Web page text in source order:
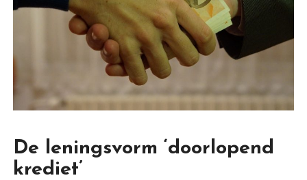
De leningsvorm ‘doorlopend
krediet’